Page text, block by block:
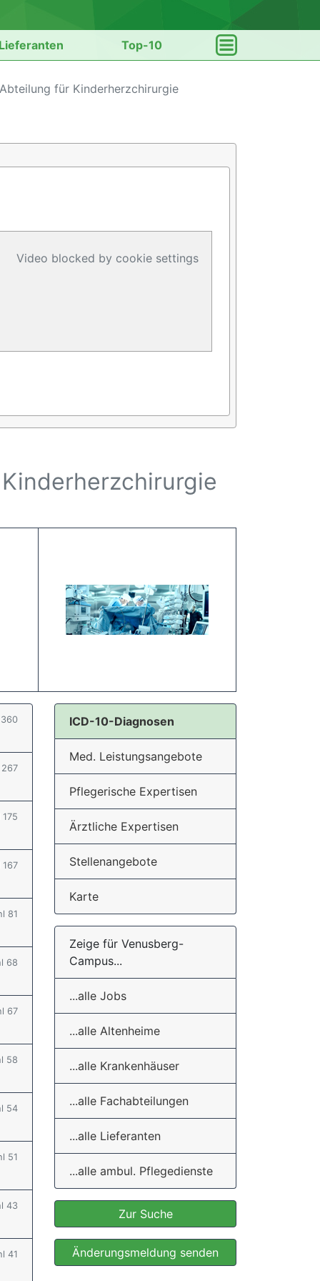
Lieferanten Top-10
für Kinderherzchirurgie
Video blocked by cookie settings
267
175
167
81
68
67
58
54
51
43
41
ICD-10-Diagnosen
Med. Leistungsangebote
Pflegerische Expertisen
Ärztliche Expertisen
Stellenangebote
Karte
Zeige für Venusberg-
Campus...
...alle Jobs
...alle Altenheime
...alle Krankenhäuser
...alle Fachabteilungen
...alle Lieferanten
...alle ambul. Pflegedienste
Zur Suche
Änderungsmeldung senden